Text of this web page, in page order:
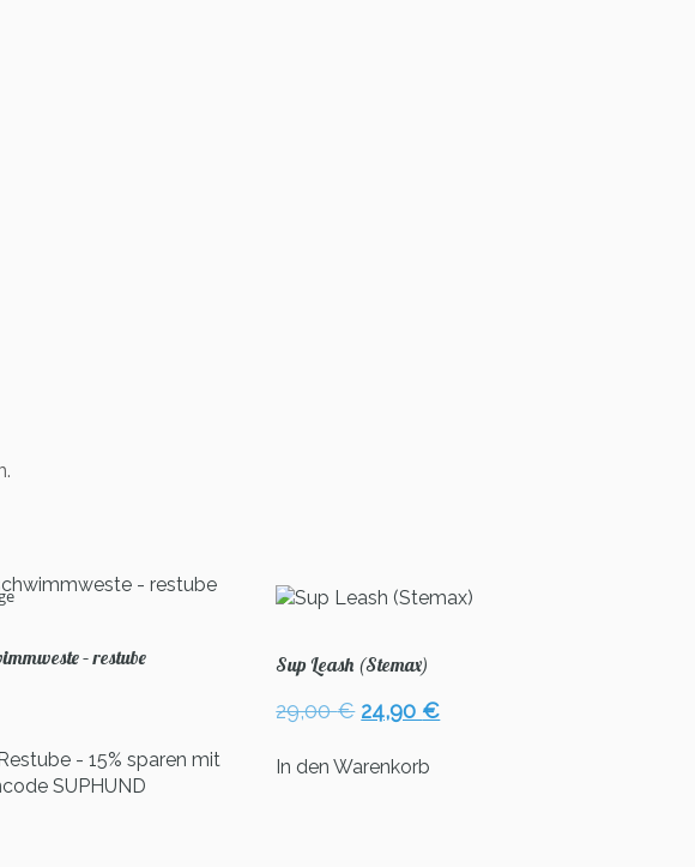
– restube
- 15% sparen mit
SUPHUND
Sup Leash (Stemax)
29,00€ Ursprünglicher
war:
24,90 €Aktueller
In den Warenkorb